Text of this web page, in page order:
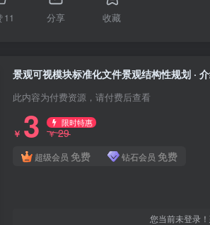
11 分享 收藏
景观可视模块标准化文件景观结构性规划 ·
此内容为付费资源，请付费后查看
￥ 3 限时特惠
￥29
超级会员 免费 钻石会员 免费
您当前未登录